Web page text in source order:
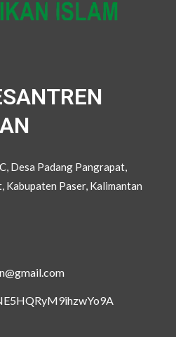
Desa Padang Pangrapat,
Kabupaten Paser, Kalimantan